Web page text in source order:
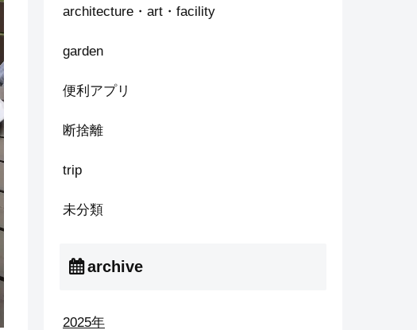
architecture・art・facility
garden
便利アプリ
断捨離
trip
未分類
archive
2025年